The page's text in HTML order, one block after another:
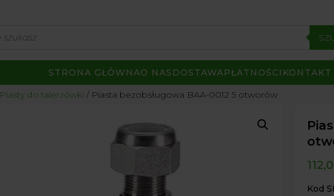
STRONA GŁÓWNAO NAS DOSTAWAPŁATNOŚCI KONTAKT
Piasty do talerzówki / Piasta bezobsługowa BAA-0012 5 otworów
Kod